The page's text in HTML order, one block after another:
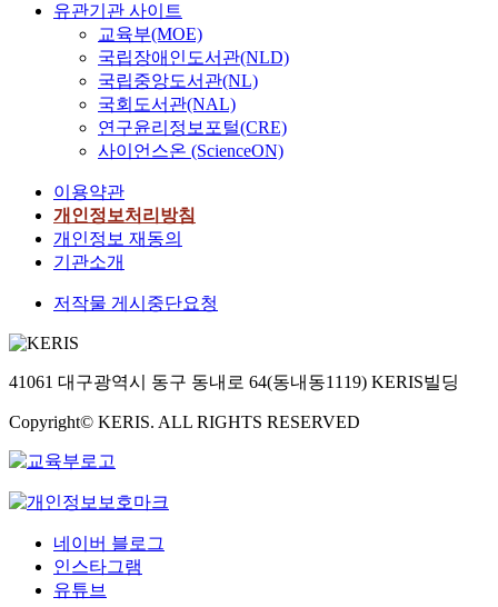
유관기관 사이트
교육부(MOE)
국립장애인도서관(NLD)
국립중앙도서관(NL)
국회도서관(NAL)
연구윤리정보포털(CRE)
사이언스온 (ScienceON)
이용약관
개인정보처리방침
개인정보 재동의
기관소개
저작물 게시중단요청
41061 대구광역시 동구 동내로 64(동내동1119) KERIS빌딩
Copyright© KERIS. ALL RIGHTS RESERVED
네이버 블로그
인스타그램
유튜브